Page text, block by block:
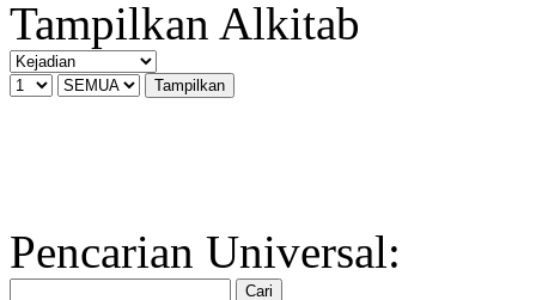
Tampilkan Alkitab
Pencarian Universal: